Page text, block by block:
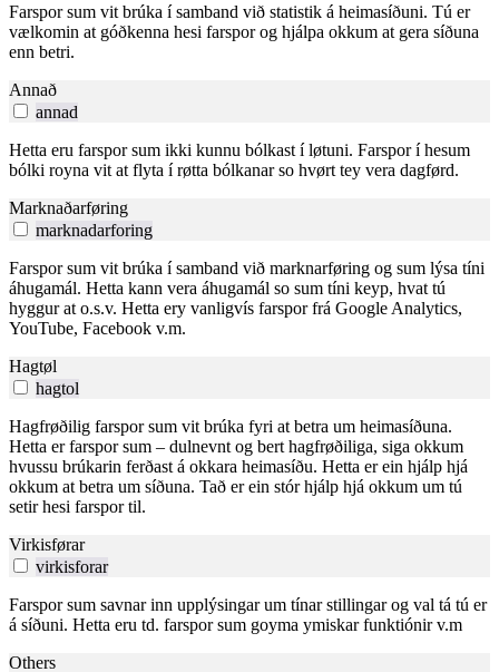
Farspor sum vit brúka í samband við statistik á heimasíðuni. Tú er
vælkomin at góðkenna hesi farspor og hjálpa okkum at gera síðuna
enn betri.
Annað
annad
Hetta eru farspor sum ikki kunnu bólkast í løtuni. Farspor í hesum
bólki royna vit at flyta í røtta bólkanar so hvørt tey vera dagførd.
Marknaðarføring
marknadarforing
Farspor sum vit brúka í samband við marknarføring og sum lýsa tíni
áhugamál. Hetta kann vera áhugamál so sum tíni keyp, hvat tú
hyggur at o.s.v. Hetta ery vanligvís farspor frá Google Analytics,
YouTube, Facebook v.m.
Hagtøl
hagtol
Hagfrøðilig farspor sum vit brúka fyri at betra um heimasíðuna.
Hetta er farspor sum – dulnevnt og bert hagfrøðiliga, siga okkum
hvussu brúkarin ferðast á okkara heimasíðu. Hetta er ein hjálp hjá
okkum at betra um síðuna. Tað er ein stór hjálp hjá okkum um tú
setir hesi farspor til.
Virkisførar
virkisforar
Farspor sum savnar inn upplýsingar um tínar stillingar og val tá tú er
á síðuni. Hetta eru td. farspor sum goyma ymiskar funktiónir v.m
Others